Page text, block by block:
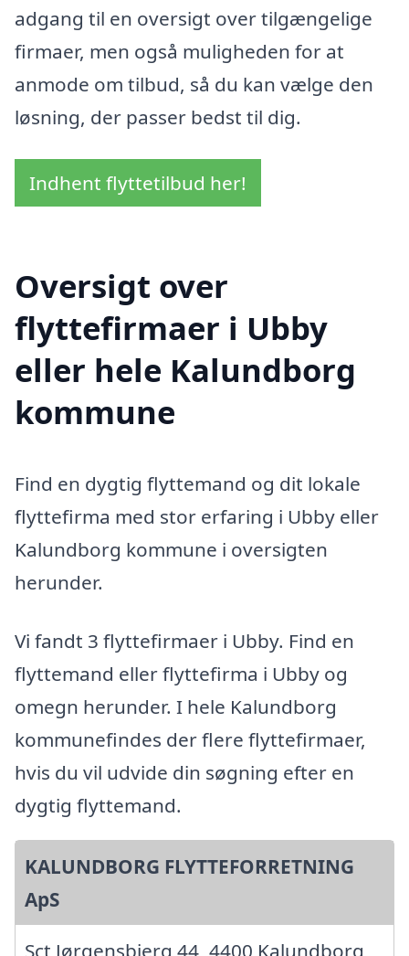
adgang til en oversigt over tilgængelige
firmaer, men også muligheden for at
anmode om tilbud, så du kan vælge den
løsning, der passer bedst til dig.
Indhent flyttetilbud her!
Oversigt over
flyttefirmaer i Ubby
eller hele Kalundborg
kommune
Find en dygtig flyttemand og dit lokale
flyttefirma med stor erfaring i Ubby eller
Kalundborg kommune i oversigten
herunder.
Vi fandt 3 flyttefirmaer i Ubby. Find en
flyttemand eller flyttefirma i Ubby og
omegn herunder. I hele Kalundborg
kommunefindes der flere flyttefirmaer,
hvis du vil udvide din søgning efter en
dygtig flyttemand.
KALUNDBORG FLYTTEFORRETNING
ApS
Sct Jørgensbjerg 44, 4400 Kalundborg